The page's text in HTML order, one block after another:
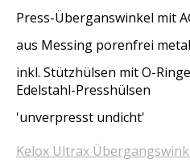
Press-Überganswinkel mit
aus Messing porenfrei
inkl. Stützhülsen mit O-
Edelstahl-Presshülsen
'unverpresst undicht'
Kelox Ultrax